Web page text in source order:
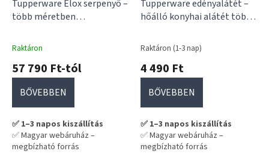
Tupperware Elox serpenyő –
több méretben
Raktáron
57 790 Ft-tól
BŐVEBBEN
✅ 1–3 napos kiszállítás
✅ Magyar webáruház –
megbízható forrás
Tupperware edényalátét –
hőálló konyhai alátét több
Raktáron (1-3 nap)
4 490 Ft
BŐVEBBEN
✅ 1–3 napos kiszállítás
✅ Magyar webáruház –
megbízható forrás